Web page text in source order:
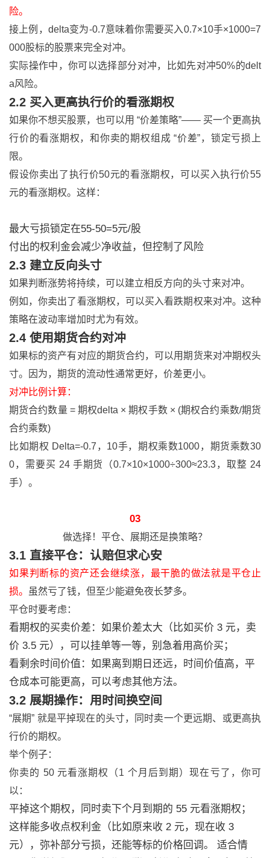
险。
接上例，delta变为-0.7意味着你需要买入0.7×10手×1000=7
000股标的股票来完全对冲。
实际操作中，你可以选择部分对冲，比如先对冲50%的delt
a风险。
2.2 买入更高执行价的看涨期权
如果你不想买股票，也可以用 “价差策略”—— 买一个更高执
行价的看涨期权，和你卖的期权组成 “价差”，锁定亏损上
限。
假设你卖出了执行价50元的看涨期权，可以买入执行价55
元的看涨期权。这样：
最大亏损锁定在55-50=5元/股
付出的权利金会减少净收益，但控制了风险
2.3 建立反向头寸
如果判断涨势将持续，可以建立相反方向的头寸来对冲。
例如，你卖出了看涨期权，可以买入看跌期权来对冲。这种
策略在波动率增加时尤为有效。
2.4 使用期货合约对冲
如果标的资产有对应的期货合约，可以用期货来对冲期权头
寸。因为，期货的流动性通常更好，价差更小。
对冲比例计算：
期货合约数量 = 期权delta × 期权手数 × (期权合约乘数/期货
合约乘数)
比如期权 Delta=-0.7，10手，期权乘数1000，期货乘数30
0，需要买 24 手期货（0.7×10×1000÷300≈23.3，取整 24
手）。
03
做选择！平仓、展期还是换策略？
3.1 直接平仓：认赔但求心安
如果判断标的资产还会继续涨，最干脆的做法就是平仓止
损。
虽然亏了钱，但至少能避免夜长梦多。
平仓时要考虑：
看期权的买卖价差：如果价差太大（比如买价 3 元，卖
价 3.5 元），可以挂单等一等，别急着用高价买；
看剩余时间价值：如果离到期日还远，时间价值高，平
仓成本可能更高，可以考虑其他方法。
3.2 展期操作：用时间换空间
“展期” 就是平掉现在的头寸，同时卖一个更远期、或更高执
行价的期权。
举个例子：
你卖的 50 元看涨期权（1 个月后到期）现在亏了，你可
以：
平掉这个期权，同时卖下个月到期的 55 元看涨期权；
这样能多收点权利金（比如原来收 2 元，现在收 3
元），弥补部分亏损，还能等标的价格回调。 适合情